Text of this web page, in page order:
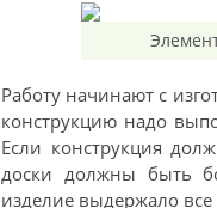
Работу начинают с
конструкцию надо
Если конструкция
доски должны быть
изделие выдержало